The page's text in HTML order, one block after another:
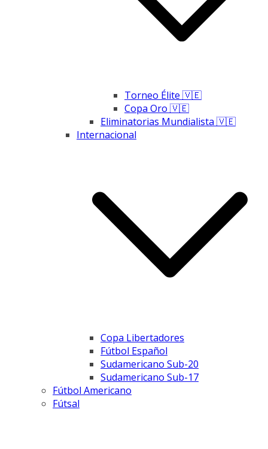
Torneo Élite 🇻🇪
Copa Oro 🇻🇪
Eliminatorias Mundialista 🇻🇪
Internacional
Copa Libertadores
Fútbol Español
Sudamericano Sub-20
Sudamericano Sub-17
Fútbol Americano
Fútsal